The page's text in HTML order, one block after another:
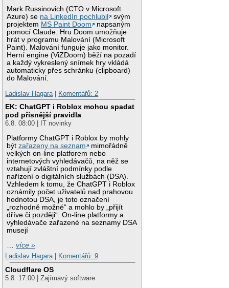
Mark Russinovich (CTO v Microsoft
Azure) se na LinkedIn pochlubil
svým
projektem MS Paint Doom
napsaným
pomocí Claude. Hru Doom umožňuje
hrát v programu Malování (Microsoft
Paint). Malování funguje jako monitor.
Herní engine (ViZDoom) běží na pozadí
a každý vykreslený snímek hry vkládá
automaticky přes schránku (clipboard)
do Malování.
Ladislav Hagara
Komentářů: 2
EK: ChatGPT i Roblox mohou spadat
pod přísnější pravidla
6.8. 08:00 | IT novinky
Platformy ChatGPT i Roblox by mohly
býtzařazeny na seznam
mimořádně
velkých on-line platforem nebo
internetových vyhledávačů, na něž se
vztahují zvláštní podmínky podle
nařízení o digitálních službách (DSA).
Vzhledem k tomu, že ChatGPT i Roblox
oznámily počet uživatelů nad prahovou
hodnotou DSA, je toto označení
„rozhodně možné“ a mohlo by „přijít
dříve či později“. On-line platformy a
vyhledávače zařazené na seznamy DSA
musejí
…více »
Ladislav Hagara| Komentářů: 9
Cloudflare OS
5.8. 17:00 | Zajímavý software